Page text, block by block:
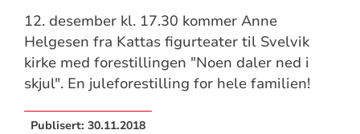
12. desember kl. 17.30 kommer Anne
Helgesen fra Kattas figurteater til Svelvik
kirke med forestillingen "Noen daler ned i
skjul". En juleforestilling for hele familien!
Publisert: 30.11.2018